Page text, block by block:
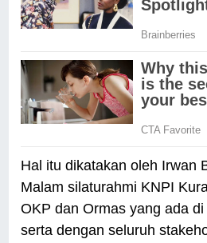
Hal itu dikatakan oleh Irwan
Malam silaturahmi KNPI
OKP dan Ormas yang ada
serta dengan seluruh